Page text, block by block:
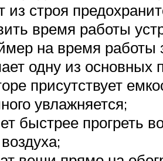
строя
время работы
на время работы
одну из
присутствует
увлажняется;
быстрее прогреть